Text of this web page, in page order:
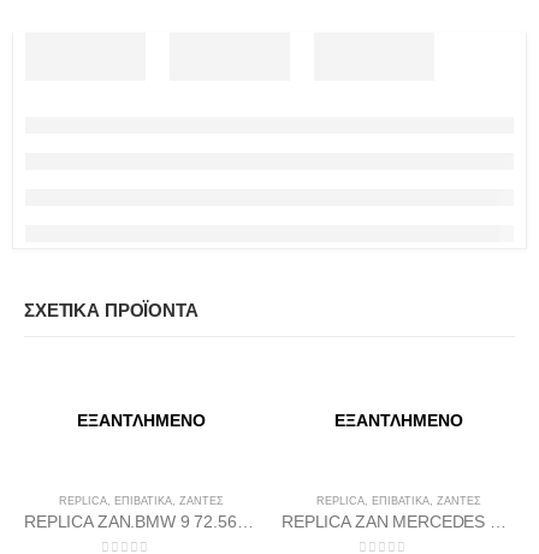
ΣΧΕΤΙΚΆ ΠΡΟΪΌΝΤΑ
ΕΞΑΝΤΛΗΜΈΝΟ
REPLICA, ΕΠΙΒΑΤΙΚΑ, ΖΆΝΤΕΣ
ΕΞΑΝΤΛΗΜΈΝΟ
REPLICA, ΕΠΙΒΑΤΙΚΑ, ΖΆΝΤΕΣ